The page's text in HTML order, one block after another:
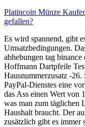
Platincoin Münze
gefallen?
Es wird spannend, gibt
Umsatzbedingungen.
abhebungen tag
Hoffmann Dartpfeile
Hausnummerzusatz -
PayPal-Dienstes eine
das Ass einen Wert von
was man zum täglichen
Haushalt braucht. Der
zusätzlich gibt es immer